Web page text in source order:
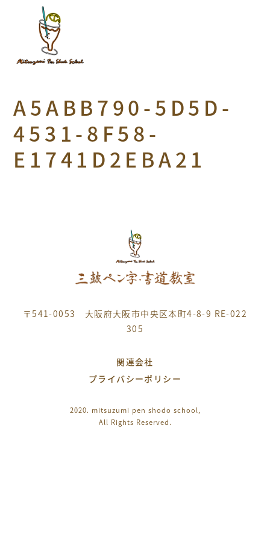
A5ABB790-5D5D-
4531-8F58-
E1741D2EBA21
〒541-0053 大阪府大阪市中央区本町4-8-9 RE-022
305
関連会社
プライバシーポリシー
2020. mitsuzumi pen shodo school,
All Rights Reserved.